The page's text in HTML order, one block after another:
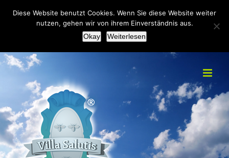
+49(0)2151 451092 info@villa-salutis.de
Facebook
Diese Website benutzt Cookies. Wenn Sie diese Website weiter
nutzen, gehen wir von ihrem Einverständnis aus.
Okay
Weiterlesen